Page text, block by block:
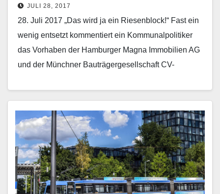
JULI 28, 2017
28. Juli 2017 „Das wird ja ein Riesenblock!“ Fast ein
wenig entsetzt kommentiert ein Kommunalpolitiker
das Vorhaben der Hamburger Magna Immobilien AG
und der Münchner Bauträgergesellschaft CV-
Mehr erfahren